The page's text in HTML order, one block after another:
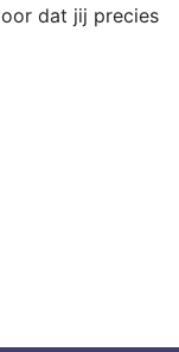
dat jij precies